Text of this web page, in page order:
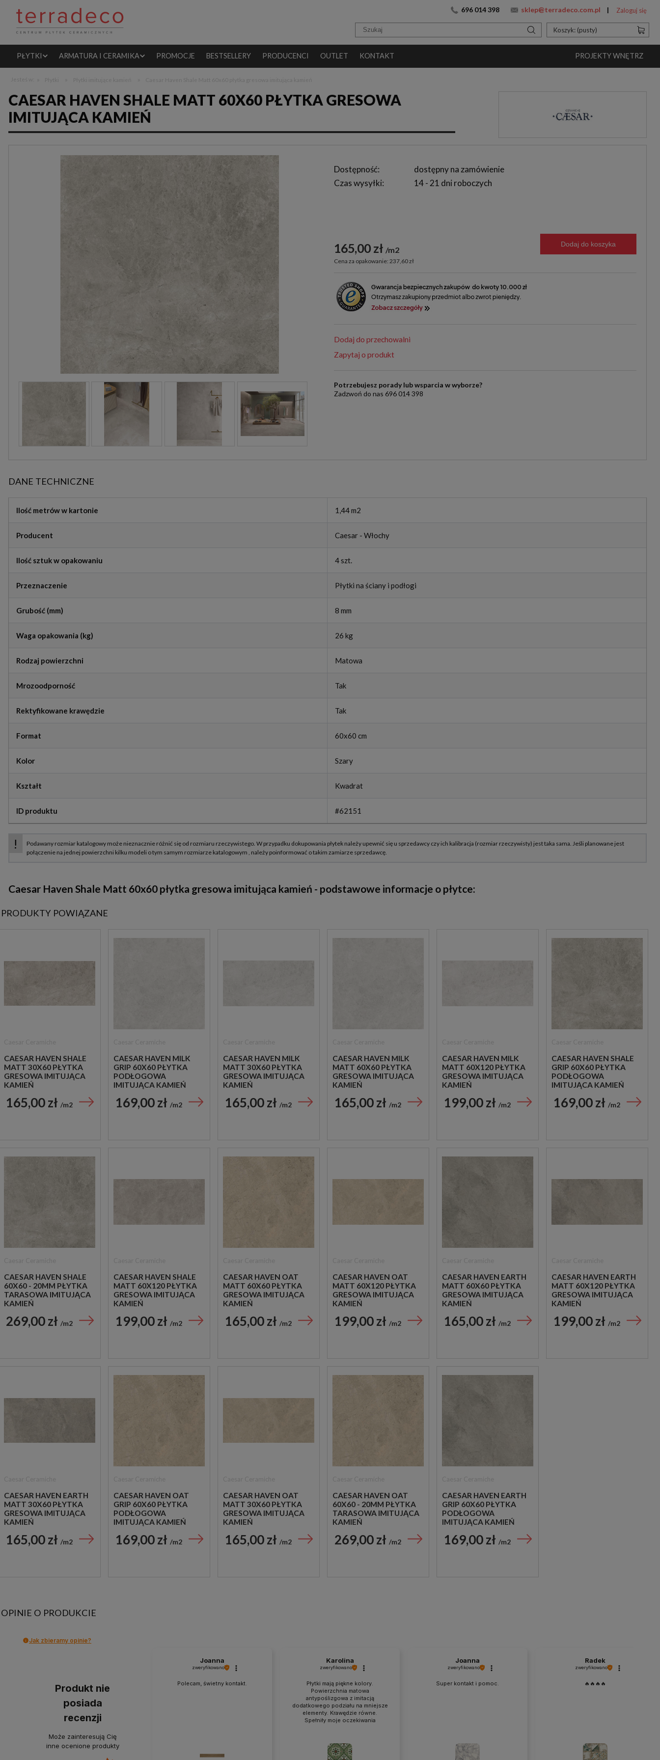
696 014 398 sklep@terradeco.com.pl Zaloguj się
Koszyk: (pusty)
PŁYTKI ARMATURA I CERAMIKA PROMOCJE BESTSELLERY PRODUCENCI OUTLET KONTAKT PROJEKTY WNĘTRZ
CAESAR HAVEN SHALE MATT 60X60 PŁYTKA GRESOWA
IMITUJĄCA KAMIEŃ
Dostępność:
dostępny na zamówienie
Czas wysyłki:
14 - 21 dni roboczych
165,00 zł m2
Cena za opakowanie: 237,60 zł
Dodaj do koszyka
Dodaj do przechowalni
Zapytaj o produkt
Potrzebujesz porady lub wsparcia w wyborze?
Zadzwoń do nas 696 014 398
DANE TECHNICZNE
Ilość metrów w kartonie 1,44 m2
Producent Caesar - Włochy
Ilość sztuk w opakowaniu 4 szt.
Przeznaczenie Płytki na ściany i podłogi
Grubość (mm) 8 mm
Waga opakowania (kg) 26 kg
Rodzaj powierzchni Matowa
Mrozoodporność Tak
Rektyfikowane krawędzie Tak
Format 60x60 cm
Kolor Szary
Kształt Kwadrat
ID produktu #62151
Caesar Haven Shale Matt 60x60 płytka gresowa imitująca kamień - podstawowe informacje o płytce:
PRODUKTY POWIĄZANE
CAESAR HAVEN SHALE
MATT 30X60 PŁYTKA
GRESOWA IMITUJĄCA
KAMIEŃ
165,00 zł m2
CAESAR HAVEN MILK
GRIP 60X60 PŁYTKA
PODŁOGOWA
IMITUJĄCA KAMIEŃ
169,00 zł m2
CAESAR HAVEN MILK
MATT 30X60 PŁYTKA
GRESOWA IMITUJĄCA
KAMIEŃ
165,00 zł m2
CAESAR HAVEN MILK
MATT 60X60 PŁYTKA
GRESOWA IMITUJĄCA
KAMIEŃ
165,00 zł m2
CAESAR HAVEN MILK
MATT 60X120 PŁYTKA
GRESOWA IMITUJĄCA
KAMIEŃ
199,00 zł m2
CAESAR HAVEN SHALE
GRIP 60X60 PŁYTKA
PODŁOGOWA
IMITUJĄCA KAMIEŃ
169,00 zł m2
CAESAR HAVEN SHALE
60X60 - 20MM PŁYTKA
TARASOWA IMITUJĄCA
KAMIEŃ
269,00 zł m2
CAESAR HAVEN SHALE
MATT 60X120 PŁYTKA
GRESOWA IMITUJĄCA
KAMIEŃ
199,00 zł m2
CAESAR HAVEN OAT
MATT 60X60 PŁYTKA
GRESOWA IMITUJĄCA
KAMIEŃ
165,00 zł m2
CAESAR HAVEN OAT
MATT 60X120 PŁYTKA
GRESOWA IMITUJĄCA
KAMIEŃ
199,00 zł m2
CAESAR HAVEN EARTH
MATT 60X60 PŁYTKA
GRESOWA IMITUJĄCA
KAMIEŃ
165,00 zł m2
CAESAR HAVEN EARTH
MATT 60X120 PŁYTKA
GRESOWA IMITUJĄCA
KAMIEŃ
199,00 zł m2
CAESAR HAVEN EARTH
MATT 30X60 PŁYTKA
GRESOWA IMITUJĄCA
KAMIEŃ
165,00 zł m2
CAESAR HAVEN OAT
GRIP 60X60 PŁYTKA
PODŁOGOWA
IMITUJĄCA KAMIEŃ
169,00 zł m2
CAESAR HAVEN OAT
MATT 30X60 PŁYTKA
GRESOWA IMITUJĄCA
KAMIEŃ
165,00 zł m2
CAESAR HAVEN OAT
60X60 - 20MM PŁYTKA
TARASOWA IMITUJĄCA
KAMIEŃ
269,00 zł m2
CAESAR HAVEN EARTH
GRIP 60X60 PŁYTKA
PODŁOGOWA
IMITUJĄCA KAMIEŃ
169,00 zł m2
OPINIE O PRODUKCIE
Jak zbieramy opinie?
Produkt nie
posiada
recenzji
Może zainteresują Cię
inne ocenione produkty
Joanna
zweryfikowano
Polecam, świetny kontakt.
Karolina
zweryfikowano
Płytki mają piękne kolory.
Powierzchnia matowa
antypoślizgowa z imitacją
dodatkowego podziału na mniejsze
elementy. Krawędzie równe.
Spełniły moje oczekiwania
Joanna
zweryfikowano
Super kontakt i pomoc.
Radek
zweryfikowano
🔥🔥🔥🔥